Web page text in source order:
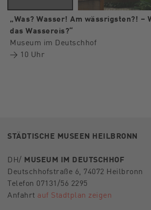
„Was? Wasser! Am wässrigsten?! –
das Wassereis?“
Museum im Deutschhof
→ 10 Uhr
STÄDTISCHE MUSEEN HEILBRONN
DH/ MUSEUM IM DEUTSCHHOF
Deutschhofstraße 6, 74072 Heilbronn
Telefon 07131/56 2295
Anfahrt auf Stadtplan zeigen